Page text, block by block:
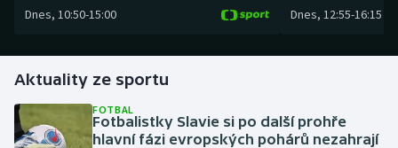
Gymnastika
Házená
Dnes, 10:50-15:00 Dnes, 12:55-16:15
Aktuality ze sportu
FOTBAL
Fotbalistky Slavie si po další prohře
hlavní fázi evropských pohárů nezahrají